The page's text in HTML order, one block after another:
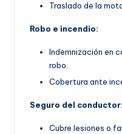
Traslado de la
Robo e incendio:
Indemnización en
robo.
Cobertura ante
Seguro del conductor:
Cubre lesiones o